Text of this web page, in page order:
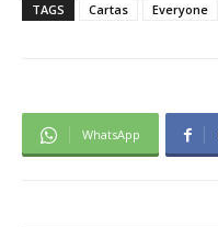
TAGS Cartas Everyone
WhatsApp